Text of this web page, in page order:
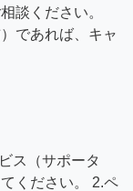
談ください。
であれば、キャ
ス（サポータ
ください。 2.ペ